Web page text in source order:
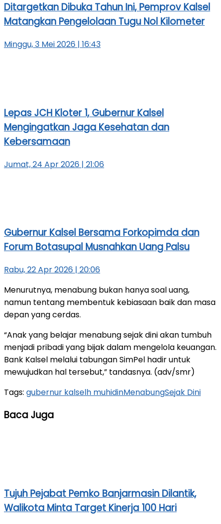
Ditargetkan Dibuka Tahun Ini, Pemprov Kalsel
Matangkan Pengelolaan Tugu Nol Kilometer
Minggu, 3 Mei 2026 | 16:43
Lepas JCH Kloter 1, Gubernur Kalsel
Mengingatkan Jaga Kesehatan dan
Kebersamaan
Jumat, 24 Apr 2026 | 21:06
Gubernur Kalsel Bersama Forkopimda dan
Forum Botasupal Musnahkan Uang Palsu
Rabu, 22 Apr 2026 | 20:06
Menurutnya, menabung bukan hanya soal uang,
namun tentang membentuk kebiasaan baik dan masa
depan yang cerdas.
“Anak yang belajar menabung sejak dini akan tumbuh
menjadi pribadi yang bijak dalam mengelola keuangan.
Bank Kalsel melalui tabungan SimPel hadir untuk
mewujudkan hal tersebut,” tandasnya. (adv/smr)
Tags: gubernur kalselh muhidinMenabungSejak Dini
Baca Juga
Tujuh Pejabat Pemko Banjarmasin Dilantik,
Walikota Minta Target Kinerja 100 Hari